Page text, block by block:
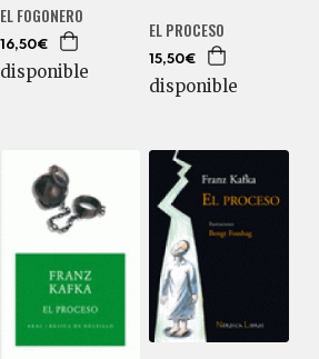
EL FOGONERO
16,50€
disponible
EL PROCESO
15,50€
disponible